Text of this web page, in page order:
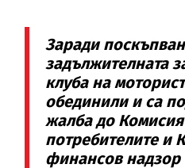
Заради
задължителната
клуба на
обединили и са
жалба до
потребителите и
финансов